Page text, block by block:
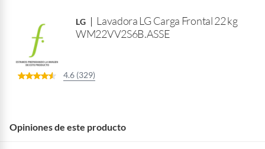
B
a
LG
Lavadora LG Carga Frontal 22 kg
WM22VV2S6B.ASSE
4.6 (329)
Opiniones de este producto